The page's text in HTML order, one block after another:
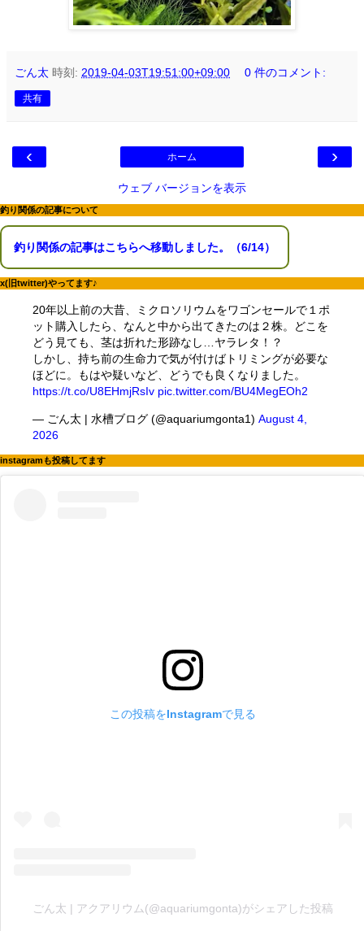
ごん太 時刻: 2019-04-03T19:51:00+09:00 0 件のコメント:
共有
‹ ›
ホーム
ウェブ バージョンを表示
釣り関係の記事について
釣り関係の記事はこちらへ移動しました。（6/14）
x(旧twitter)やってます♪
20年以上前の大昔、ミクロソリウムをワゴンセールで１ポ
ット購入したら、なんと中から出てきたのは２株。どこを
どう見ても、茎は折れた形跡なし…ヤラレタ！？
しかし、持ち前の生命力で気が付けばトリミングが必要な
ほどに。もはや疑いなど、どうでも良くなりました。
https://t.co/U8EHmjRsIv pic.twitter.com/BU4MegEOh2
— ごん太 | 水槽ブログ (@aquariumgonta1) August 4,
2026
instagramも投稿してます
この投稿をInstagramで見る
ごん太 | アクアリウム(@aquariumgonta)がシェアした投稿